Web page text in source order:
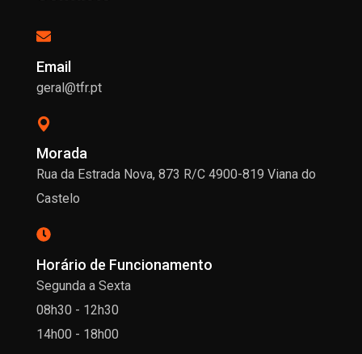
Email
geral@tfr.pt
Morada
Rua da Estrada Nova, 873 R/C 4900-819 Viana do
Castelo
Horário de Funcionamento
Segunda a Sexta
08h30 - 12h30
14h00 - 18h00